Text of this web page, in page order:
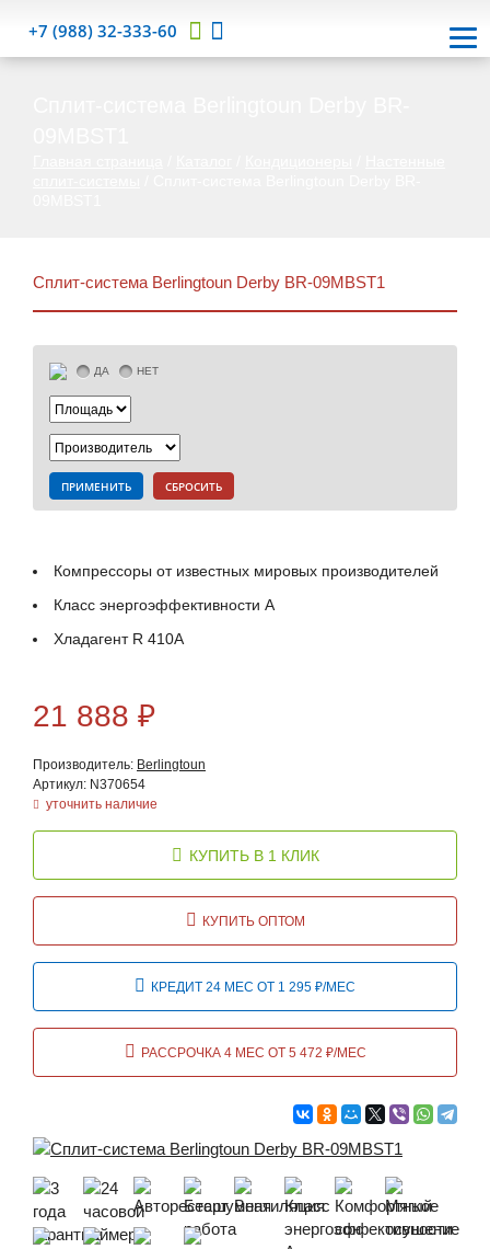
+7 (988) 32-333-60
Cплит-система Berlingtoun Derby BR-09MBST1
ДА НЕТ
ПРИМЕНИТЬ СБРОСИТЬ
Компрессоры от известных мировых производителей
Класс энергоэффективности А
Хладагент R 410A
21 888 ₽
Производитель: Berlingtoun
Артикул: N370654
уточнить наличие
КУПИТЬ В 1 КЛИК
КУПИТЬ ОПТОМ
КРЕДИТ 24 МЕС ОТ 1 295 ₽/МЕС
РАССРОЧКА 4 МЕС ОТ 5 472 ₽/МЕС